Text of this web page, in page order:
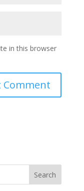
in this browser